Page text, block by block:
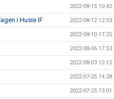
2022-08-15 10:42
i Husie IF 2022-08-12 12:53
2022-08-10 17:25
2022-08-06 17:53
2022-08-03 12:12
2022-07-25 14:28
2022-07-25 13:01